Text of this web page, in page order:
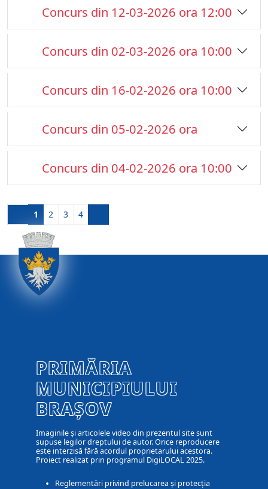
Concurs din 12-03-2026 ora 12:00
Concurs din 02-03-2026 ora 10:00
Concurs din 16-02-2026 ora 10:00
Concurs din 05-02-2026 ora
Concurs din 04-02-2026 ora 10:00
1 2 3 4
PRIMĂRIA
MUNICIPIULUI
BRAȘOV
Imaginile și articolele video din prezentul site sunt
supuse legilor dreptului de autor. Orice reproducere
este interzisă fără acordul proprietarului acestora.
Proiect realizat prin programul DigiLOCAL 2025.
Reglementări privind prelucarea și protecția